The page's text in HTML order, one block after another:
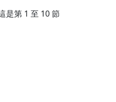
是第 1 至 10 節